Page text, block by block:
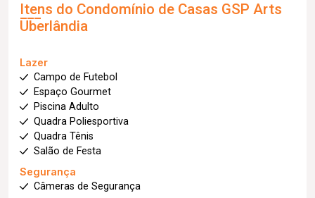
Itens do Condomínio de Casas GSP Arts
Uberlândia
Lazer
Campo de Futebol
Espaço Gourmet
Piscina Adulto
Quadra Poliesportiva
Quadra Tênis
Salão de Festa
Segurança
Câmeras de Segurança